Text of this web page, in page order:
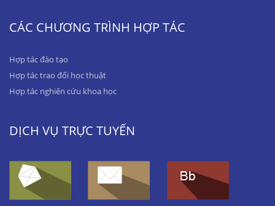
CÁC CHƯƠNG TRÌNH HỢP TÁC
Hợp tác đào tạo
Hợp tác trao đổi học thuật
Hợp tác nghiên cứu khoa học
DỊCH VỤ TRỰC TUYẾN